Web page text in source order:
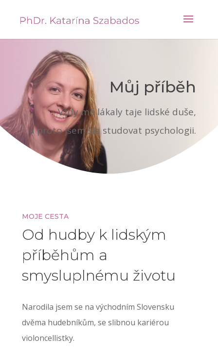
Můj příběh
Vždy mě lákaly taje lidské duše,
a proto jsem šla studovat psychologii.
MOJE CESTA
Od hudby k lidským
příběhům a
smysluplnému životu
Narodila jsem se na východním Slovensku
dvěma hudebníkům, se slibnou kariérou
violoncellistky.